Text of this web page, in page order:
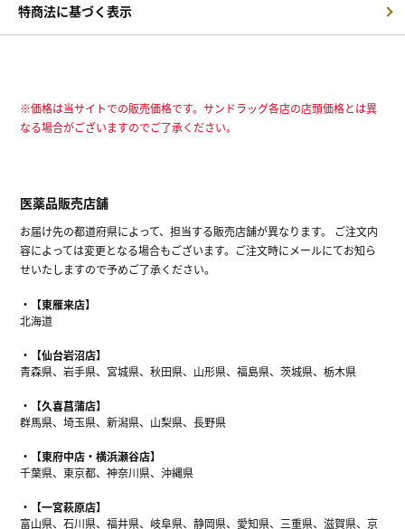
特商法に基づく表示
※価格は当サイトでの販売価格です。サンドラッグ各店の店頭価格とは異
なる場合がございますのでご了承ください。
医薬品販売店舗
お届け先の都道府県によって、担当する販売店舗が異なります。 ご注文内
容によっては変更となる場合もございます。ご注文時にメールにてお知ら
せいたしますので予めご了承ください。
【東雁来店】
北海道
【仙台岩沼店】
青森県、岩手県、宮城県、秋田県、山形県、福島県、茨城県、栃木県
【久喜菖蒲店】
群馬県、埼玉県、新潟県、山梨県、長野県
【東府中店・横浜瀬谷店】
千葉県、東京都、神奈川県、沖縄県
【一宮萩原店】
富山県、石川県、福井県、岐阜県、静岡県、愛知県、三重県、滋賀県、京